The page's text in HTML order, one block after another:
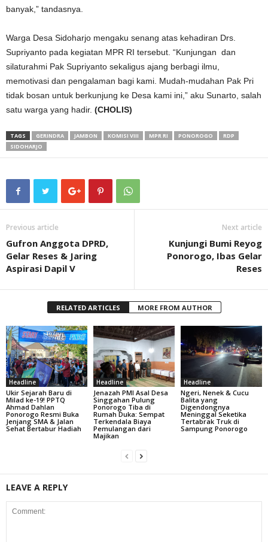
banyak,” tandasnya.
Warga Desa Sidoharjo mengaku senang atas kehadiran Drs.
Supriyanto pada kegiatan MPR RI tersebut. “Kunjungan dan
silaturahmi Pak Supriyanto sekaligus ajang berbagi ilmu,
memotivasi dan pengalaman bagi kami. Mudah-mudahan Pak Pri
tidak bosan untuk berkunjung ke Desa kami ini,” aku Sunarto, salah
satu warga yang hadir. (CHOLIS)
TAGS GERINDRA JAMBON KOMISI VIII MPR RI PONOROGO
RDP
SIDOHARJO
Previous article
Gufron Anggota DPRD,
Gelar Reses & Jaring
Aspirasi Dapil V
Next article
Kunjungi Bumi Reyog
Ponorogo, Ibas Gelar
Reses
RELATED ARTICLES MORE FROM AUTHOR
Headline
Ukir Sejarah Baru di
Milad ke-19! PPTQ
Ahmad Dahlan
Ponorogo Resmi Buka
Jenjang SMA & Jalan
Sehat Bertabur Hadiah
Headline
Jenazah PMI Asal Desa
Singgahan Pulung
Ponorogo Tiba di
Rumah Duka: Sempat
Terkendala Biaya
Pemulangan dari
Majikan
Headline
Ngeri, Nenek & Cucu
Balita yang
Digendongnya
Meninggal Seketika
Tertabrak Truk di
Sampung Ponorogo
LEAVE A REPLY